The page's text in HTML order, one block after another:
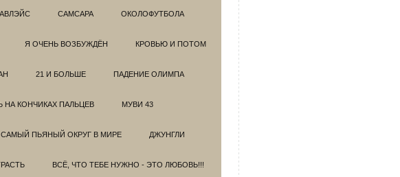
САМСАРА ОКОЛОФУТБОЛА
Я ОЧЕНЬ ВОЗБУЖДЁН КРОВЬЮ И ПОТОМ
21 И БОЛЬШЕ ПАДЕНИЕ ОЛИМПА
НА КОНЧИКАХ ПАЛЬЦЕВ МУВИ 43
САМЫЙ ПЬЯНЫЙ ОКРУГ В МИРЕ ДЖУНГЛИ
ВСЁ, ЧТО ТЕБЕ НУЖНО - ЭТО ЛЮБОВЬ!!!